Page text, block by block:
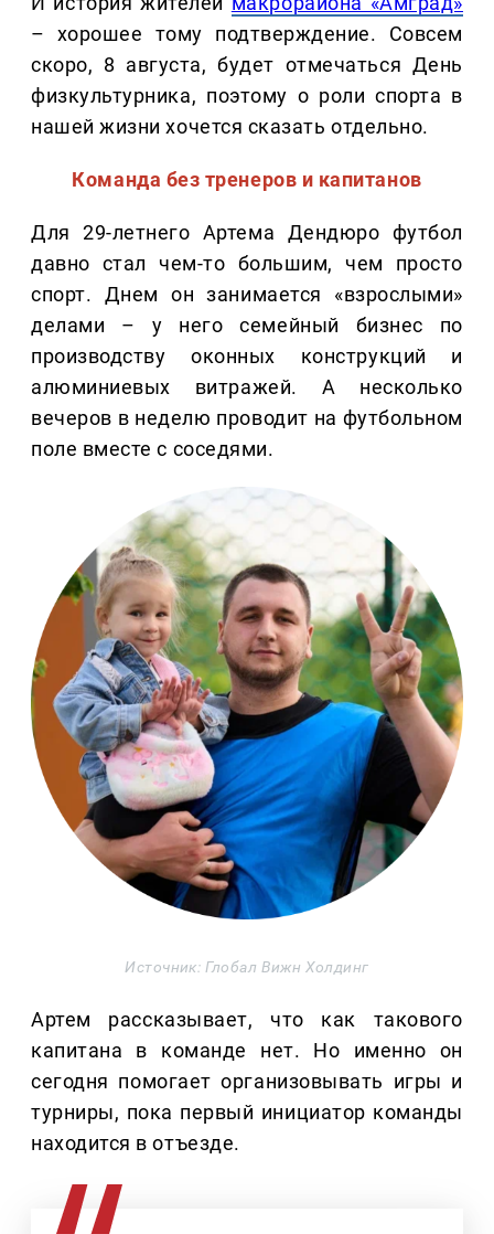
– хорошее тому подтверждение. Совсем
скоро, 8 августа, будет отмечаться День
физкультурника, поэтому о роли спорта в
нашей жизни хочется сказать отдельно.
Команда без тренеров и капитанов
Для 29-летнего Артема Дендюро футбол
давно стал чем-то большим, чем просто
спорт. Днем он занимается «взрослыми»
делами – у него семейный бизнес по
производству оконных конструкций и
алюминиевых витражей. А несколько
вечеров в неделю проводит на футбольном
поле вместе с соседями.
Источник: Глобал Вижн Холдинг
Артем рассказывает, что как такового
капитана в команде нет. Но именно он
сегодня помогает организовывать игры и
турниры, пока первый инициатор команды
находится в отъезде.